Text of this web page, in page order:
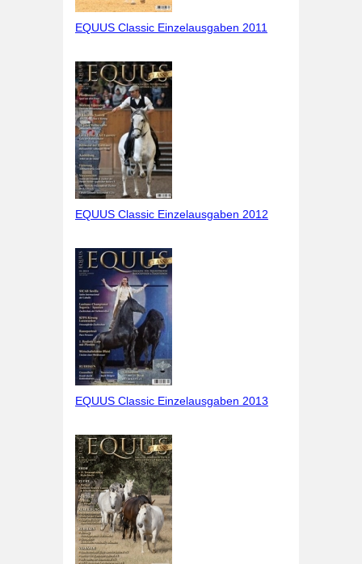
EQUUS Classic Einzelausgaben 2011
EQUUS Classic Einzelausgaben 2012
EQUUS Classic Einzelausgaben 2013